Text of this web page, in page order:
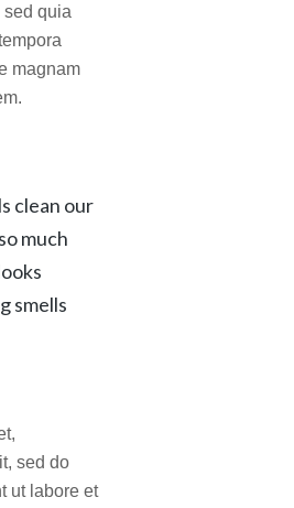
sed quia
magnam
clean our
much
smells
sed do
ut labore et